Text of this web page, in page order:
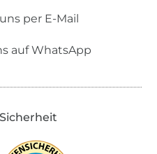
per E-Mail
auf WhatsApp